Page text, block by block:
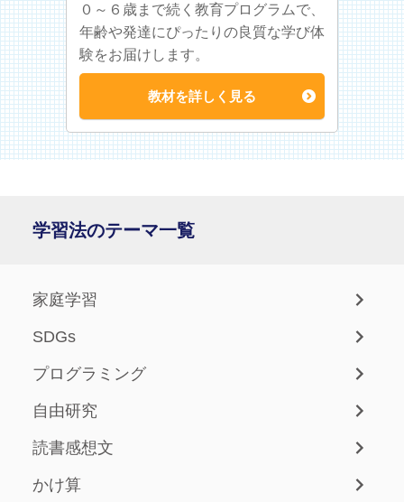
０～６歳まで続く教育プログラムで、
年齢や発達にぴったりの良質な学び体
験をお届けします。
教材を詳しく見る
学習法のテーマ一覧
家庭学習
SDGs
プログラミング
自由研究
読書感想文
かけ算